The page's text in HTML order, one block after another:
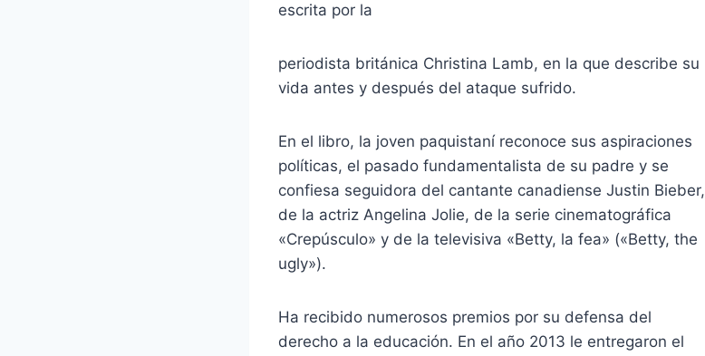
escrita por la
periodista británica Christina Lamb, en la que describe su
vida antes y después del ataque sufrido.
En el libro, la joven paquistaní reconoce sus aspiraciones
políticas, el pasado fundamentalista de su padre y se
confiesa seguidora del cantante canadiense Justin Bieber,
de la actriz Angelina Jolie, de la serie cinematográfica
«Crepúsculo» y de la televisiva «Betty, la fea» («Betty, the
ugly»).
Ha recibido numerosos premios por su defensa del
derecho a la educación. En el año 2013 le entregaron el